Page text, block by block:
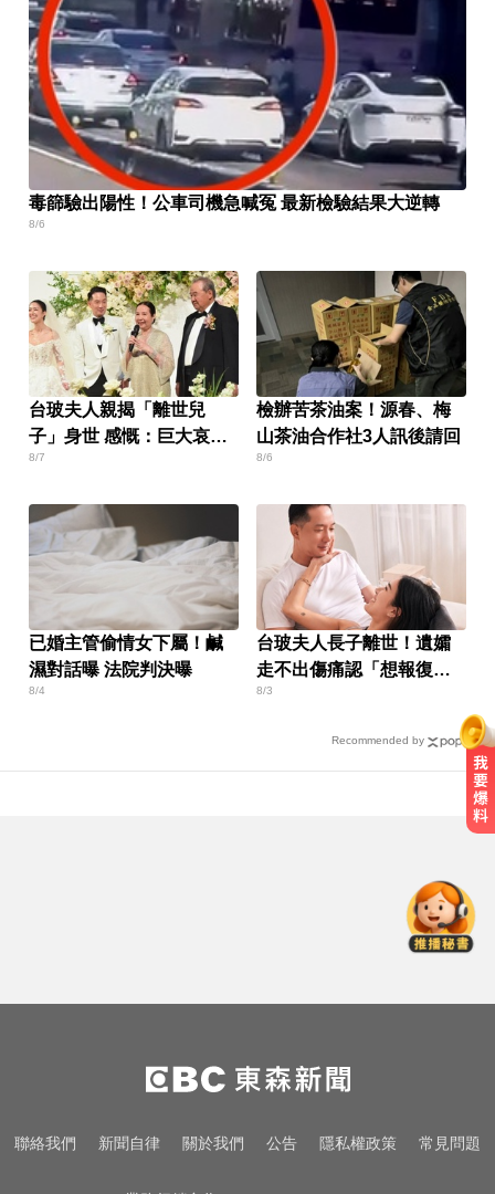
毒篩驗出陽性！公車司機急喊冤 最新檢驗結果大逆轉
8/6
台玻夫人親揭「離世兒
子」身世 感慨：巨大哀傷
足不出戶
8/7
檢辦苦茶油案！源春、梅
山茶油合作社3人訊後請回
8/6
已婚主管偷情女下屬！鹹
濕對話曝 法院判決曝
8/4
台玻夫人長子離世！遺孀
走不出傷痛認「想報復」
心聲曝
8/3
Recommended by
停電 沖繩5人受傷
醫起看／他隱眼「連戴一週」差點
失明 醫揭防護指南
奧運、世界盃「性招待裁判」 南韓
聯絡我們 新聞自律 關於我們 公告 隱私權政策 常見問題